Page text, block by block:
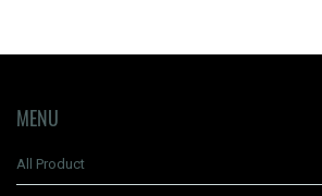
MENU
All Product